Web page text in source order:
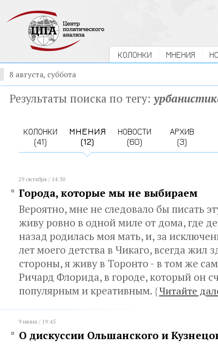
КОЛОНКИ МНЕНИЯ
8 августа, суббота
Результаты поиска по тегу:
КОЛОНКИ
(41)
МНЕНИЯ
(12)
НОВОСТИ
(60)
АРХИВ
(3)
29 октября / 14:30
Города, которые мы не выбираем
Вероятно, мне не следовало бы писать
живу ровно в одной миле от дома, где
назад родилась моя мать, и, за
лет моего детства в Чикаго, всегда жил
стороны, я живу в Торонто - в том же
Ричард Флорида, в городе, который он
популярным и креативным. {Читайте
9 июня / 19:45
О дискуссии Ольшанского и